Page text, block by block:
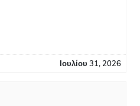
Ιουλίου 31, 2026